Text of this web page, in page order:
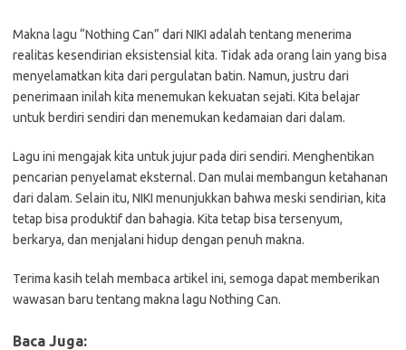
Makna lagu “Nothing Can” dari NIKI adalah tentang menerima
realitas kesendirian eksistensial kita. Tidak ada orang lain yang bisa
menyelamatkan kita dari pergulatan batin. Namun, justru dari
penerimaan inilah kita menemukan kekuatan sejati. Kita belajar
untuk berdiri sendiri dan menemukan kedamaian dari dalam.
Lagu ini mengajak kita untuk jujur pada diri sendiri. Menghentikan
pencarian penyelamat eksternal. Dan mulai membangun ketahanan
dari dalam. Selain itu, NIKI menunjukkan bahwa meski sendirian, kita
tetap bisa produktif dan bahagia. Kita tetap bisa tersenyum,
berkarya, dan menjalani hidup dengan penuh makna.
Terima kasih telah membaca artikel ini, semoga dapat memberikan
wawasan baru tentang makna lagu Nothing Can.
Baca Juga: